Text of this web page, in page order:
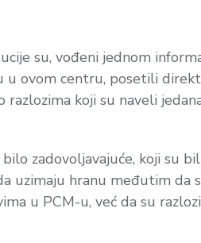
su, vođeni jednom
ovom centru, posetili
koji su naveli
zadovoljavajuće, koji su
uzimaju hranu međutim da
u PCM-u, već da su